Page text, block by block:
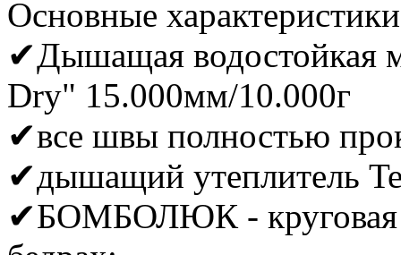
Основные
✔Дышащая водостойкая
Dry" 15.000мм/10.000г
✔все швы полностью
✔дышащий утеплитель
✔БОМБОЛЮК - круговая